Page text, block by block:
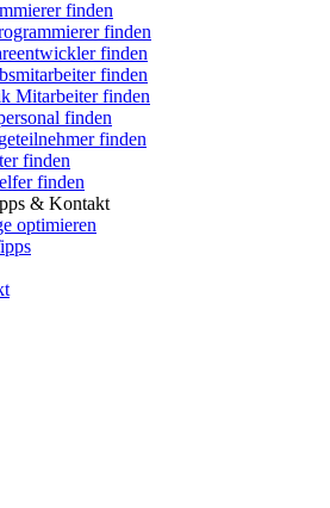
finden
finden
finden
finden
Mitarbeiter finden
finden
finden
finden
finden
& Kontakt
optimieren